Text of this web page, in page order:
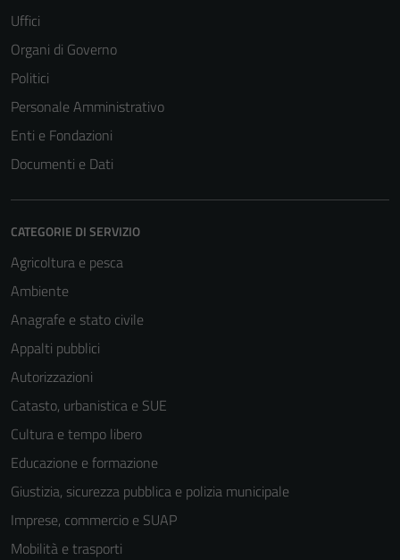
Uffici
Organi di Governo
Politici
Personale Amministrativo
Enti e Fondazioni
Documenti e Dati
CATEGORIE DI SERVIZIO
Agricoltura e pesca
Ambiente
Anagrafe e stato civile
Appalti pubblici
Autorizzazioni
Catasto, urbanistica e SUE
Cultura e tempo libero
Educazione e formazione
Giustizia, sicurezza pubblica e polizia municipale
Imprese, commercio e SUAP
Mobilità e trasporti